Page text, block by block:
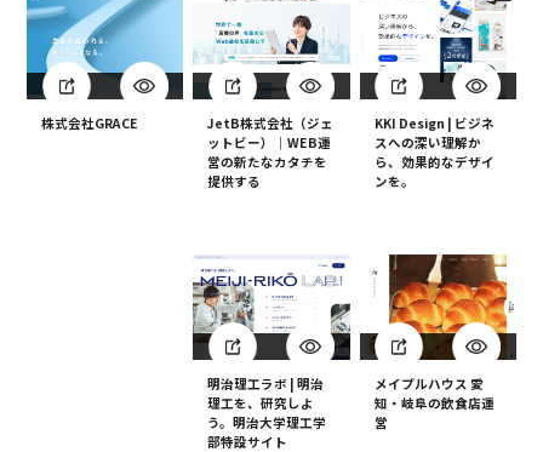
株式会社GRACE
JetB株式会社（ジェ
ットビー）｜WEB運
営の新たなカタチを
提供する
KKI Design | ビジネ
スへの深い理解か
ら、効果的なデザイ
ンを。
明治理工ラボ | 明治
理工を、研究しよ
う。明治大学理工学
部特設サイト
メイプルハウス 愛
知・岐阜の飲食店運
営